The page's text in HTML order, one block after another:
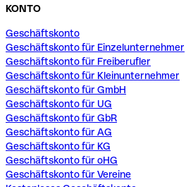
KONTO
Geschäftskonto
Geschäftskonto für Einzelunternehmer
Geschäftskonto für Freiberufler
Geschäftskonto für Kleinunternehmer
Geschäftskonto für GmbH
Geschäftskonto für UG
Geschäftskonto für GbR
Geschäftskonto für AG
Geschäftskonto für KG
Geschäftskonto für oHG
Geschäftskonto für Vereine